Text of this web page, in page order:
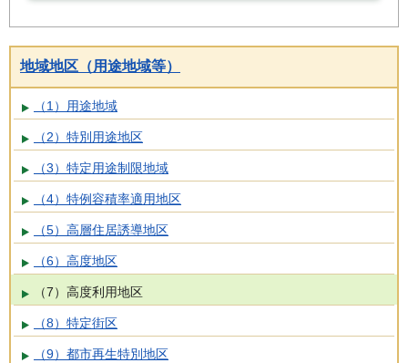
地域地区（用途地域等）
（1）用途地域
（2）特別用途地区
（3）特定用途制限地域
（4）特例容積率適用地区
（5）高層住居誘導地区
（6）高度地区
（7）高度利用地区
（8）特定街区
（9）都市再生特別地区